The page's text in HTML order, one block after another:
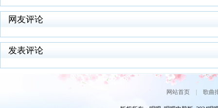
网友评论
发表评论
网站首页| 歌曲